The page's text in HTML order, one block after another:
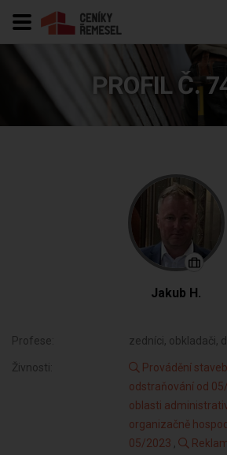
PROFIL Č.
Jakub H.
Profese: zedníci, obkladači,
Živnosti:
Provádění
odstraňování od
oblasti
organizačně
05/2023 ,